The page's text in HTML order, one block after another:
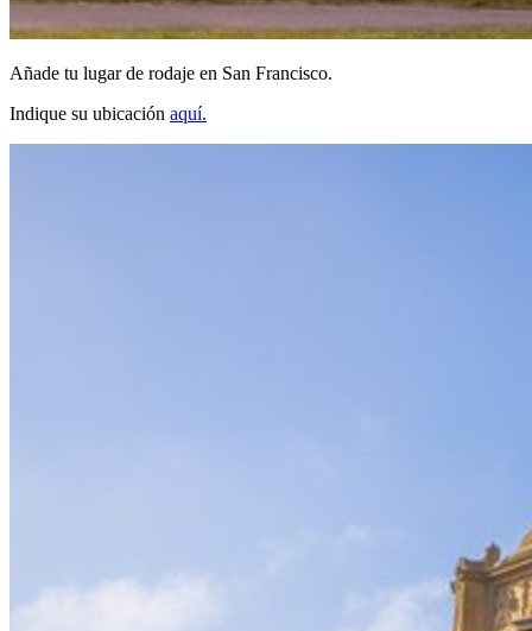
Añade tu lugar de rodaje en San Francisco.
Indique su ubicación aquí.